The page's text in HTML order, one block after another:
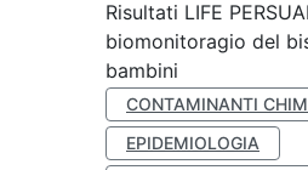
Risultati LIFE
biomonitoragio del
bambini
CONTAMINANTI
EPIDEMIOLOGIA